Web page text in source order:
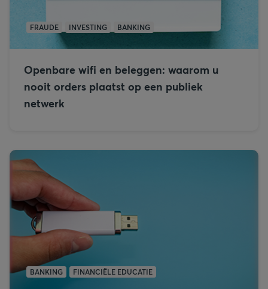
FRAUDE INVESTING BANKING
Openbare wifi en beleggen: waarom u
nooit orders plaatst op een publiek
netwerk
BANKING FINANCIËLE EDUCATIE